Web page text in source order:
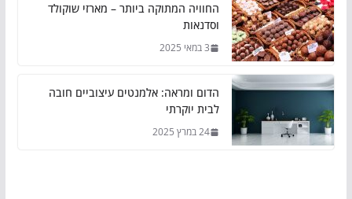
החוויה המתוקה ביותר – מארזי שוקולד
וסדנאות
3 במאי 2025
הדום ומראה: אלמנטים עיצוביים חובה
לבית יוקרתי
24 במרץ 2025